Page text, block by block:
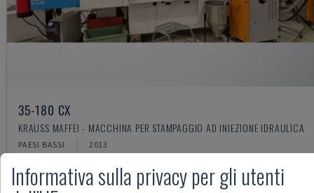
35-180 CX
KRAUSS MAFFEI - MACCHINA PER STAMPAGGIO AD INIEZIONE IDRAULICA
PAESI BASSI 2013
12.000 €
Informativa sulla privacy per gli utenti